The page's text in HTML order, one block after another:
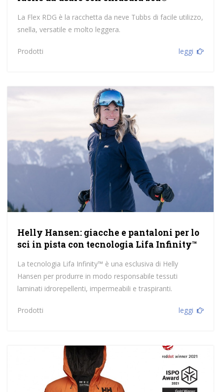
La Flex RDG è la racchetta da neve Tubbs di facile utilizzo,
snella, versatile e molto leggera.
Prodotti leggi
Helly Hansen: giacche e pantaloni per lo
sci in pista con tecnologia Lifa Infinity™
La tecnologia Lifa Infinity™ è una esclusiva di Helly
Hansen per produrre in modo responsabile tessuti
laminati idrorepellenti, impermeabili e traspiranti.
Prodotti leggi